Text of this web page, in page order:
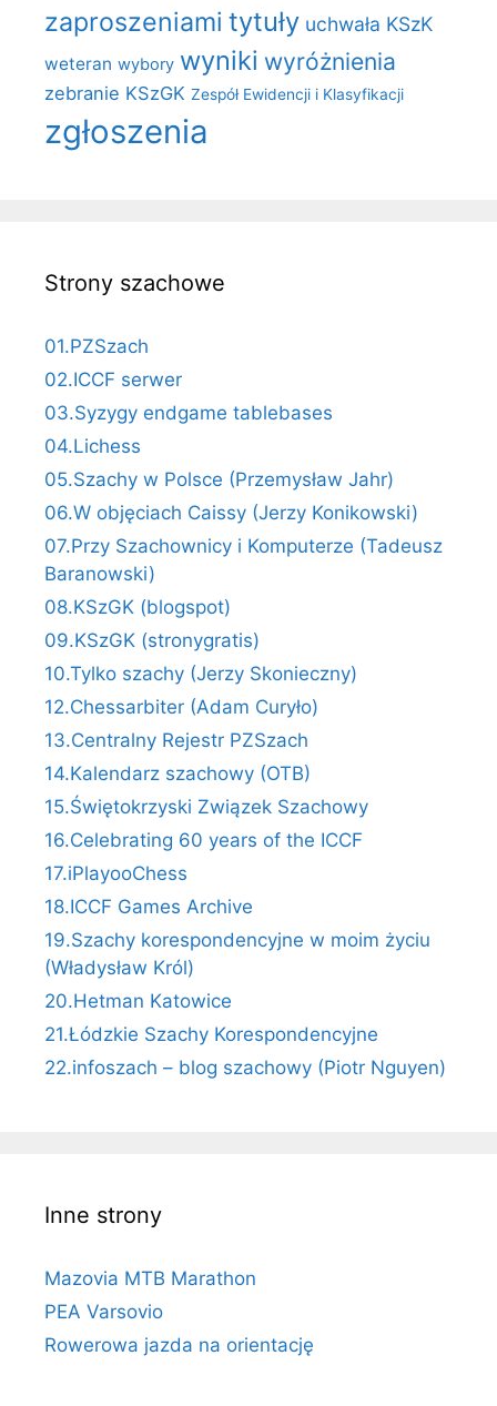
zaproszeniami tytuły uchwała KSzK
weteran wybory wyniki wyróżnienia
zebranie KSzGK Zespół Ewidencji i Klasyfikacji
zgłoszenia
Strony szachowe
01.PZSzach
02.ICCF serwer
03.Syzygy endgame tablebases
04.Lichess
05.Szachy w Polsce (Przemysław Jahr)
06.W objęciach Caissy (Jerzy Konikowski)
07.Przy Szachownicy i Komputerze (Tadeusz
Baranowski)
08.KSzGK (blogspot)
09.KSzGK (stronygratis)
10.Tylko szachy (Jerzy Skonieczny)
12.Chessarbiter (Adam Curyło)
13.Centralny Rejestr PZSzach
14.Kalendarz szachowy (OTB)
15.Świętokrzyski Związek Szachowy
16.Celebrating 60 years of the ICCF
17.iPlayooChess
18.ICCF Games Archive
19.Szachy korespondencyjne w moim życiu
(Władysław Król)
20.Hetman Katowice
21.Łódzkie Szachy Korespondencyjne
22.infoszach – blog szachowy (Piotr Nguyen)
Inne strony
Mazovia MTB Marathon
PEA Varsovio
Rowerowa jazda na orientację